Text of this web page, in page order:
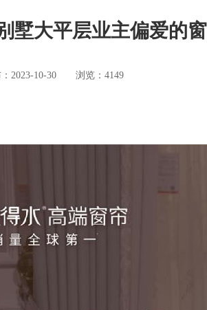
墅大平层业主偏爱的
2023-10-30 浏览：4149